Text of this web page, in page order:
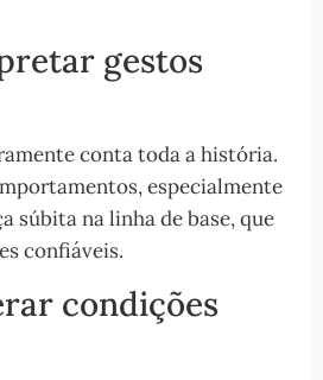
gestos
conta toda a história.
especialmente
súbita na linha de base, que
confiáveis.
condições